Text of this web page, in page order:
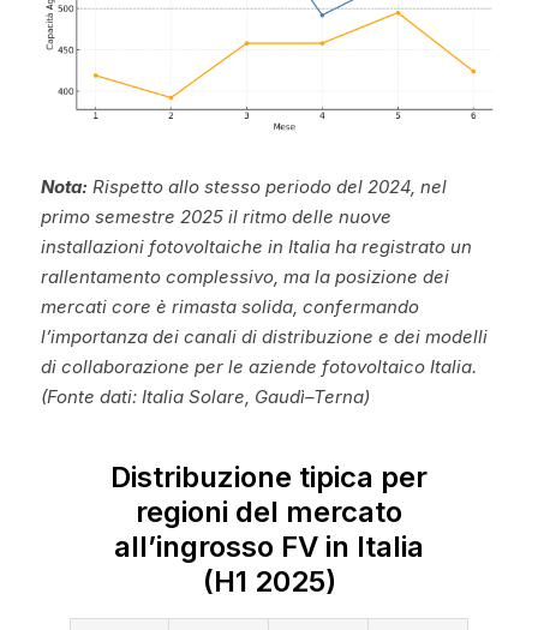
Nota: Rispetto allo stesso periodo del 2024, nel
primo semestre 2025 il ritmo delle nuove
installazioni fotovoltaiche in Italia ha registrato un
rallentamento complessivo, ma la posizione dei
mercati core è rimasta solida, confermando
l’importanza dei canali di distribuzione e dei modelli
di collaborazione per le aziende fotovoltaico Italia.
(Fonte dati: Italia Solare, Gaudì–Terna)